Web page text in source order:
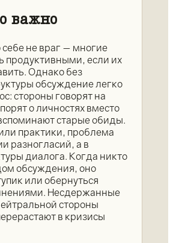
важно
не враг — многие
продуктивными, если их
Однако без
обсуждение легко
стороны говорят на
о личностях вместо
старые обиды.
практики, проблема
разногласий, а в
диалога. Когда никто
обсуждения, оно
или обернуться
Несдержанные
стороны
в кризисы